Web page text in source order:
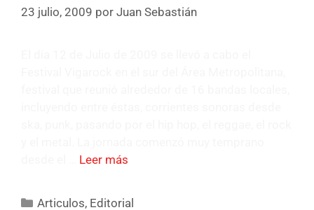
23 julio, 2009 por Juan Sebastián
Leer más
Articulos, Editorial